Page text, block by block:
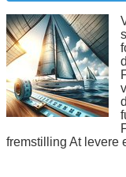
fremstilling At levere